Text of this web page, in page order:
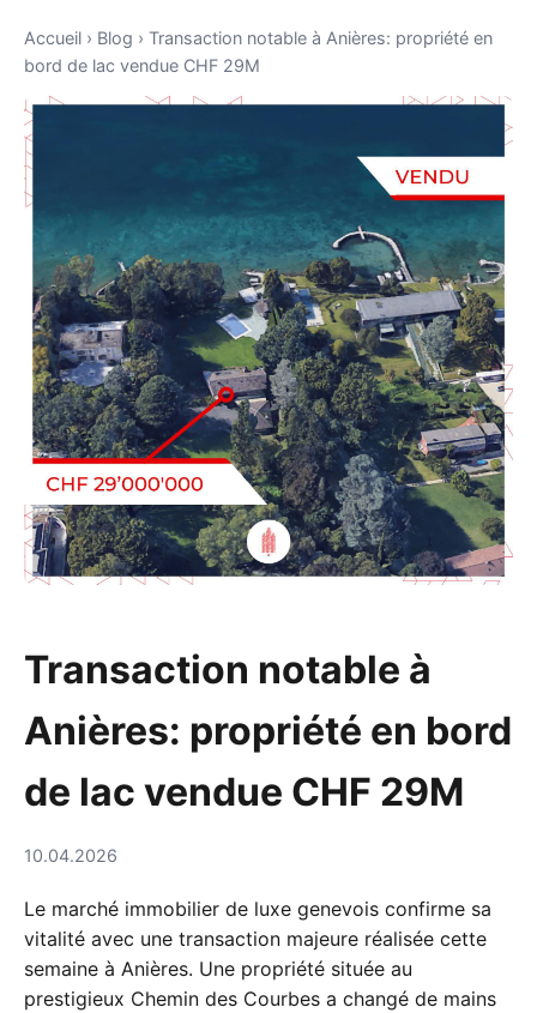
Accueil › Blog › Transaction notable à Anières: propriété en
bord de lac vendue CHF 29M
Transaction notable à
Anières: propriété en bord
de lac vendue CHF 29M
10.04.2026
Le marché immobilier de luxe genevois confirme sa
vitalité avec une transaction majeure réalisée cette
semaine à Anières. Une propriété située au
prestigieux Chemin des Courbes a changé de mains